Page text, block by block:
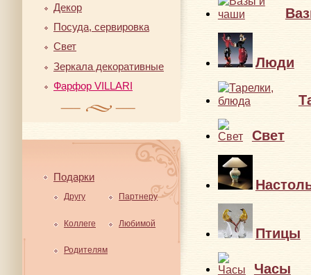
Декор
Посуда, сервировка
Свет
Зеркала декоративные
Фарфор VILLARI
Подарки
Другу Партнеру
Коллеге Любимой
Родителям
Люди
Свет
Птицы
Часы